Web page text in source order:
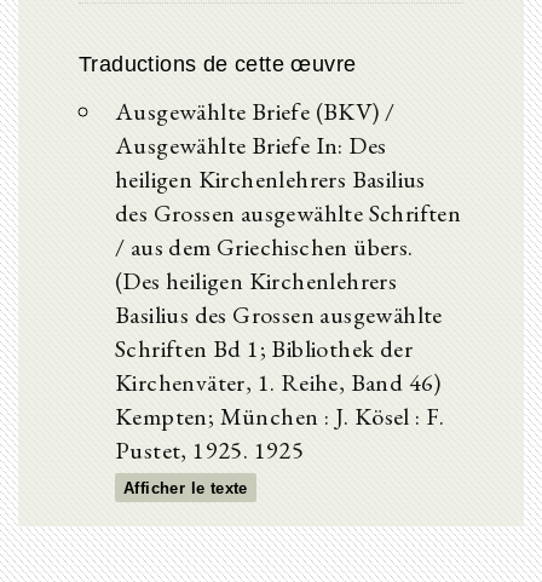
Traductions de cette œuvre
Ausgewählte Briefe (BKV) /
Ausgewählte Briefe In: Des
heiligen Kirchenlehrers Basilius
des Grossen ausgewählte Schriften
/ aus dem Griechischen übers.
(Des heiligen Kirchenlehrers
Basilius des Grossen ausgewählte
Schriften Bd 1; Bibliothek der
Kirchenväter, 1. Reihe, Band 46)
Kempten; München : J. Kösel : F.
Pustet, 1925. 1925
Afficher le texte